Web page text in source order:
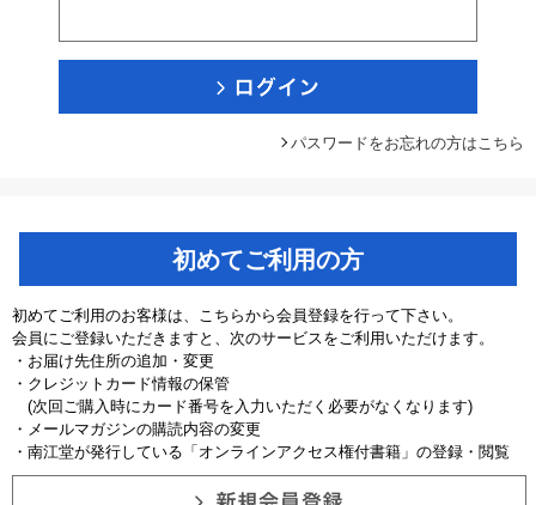
パスワードをお忘れの方はこちら
初めてご利用の方
初めてご利用のお客様は、こちらから会員登録を行って下さい。
会員にご登録いただきますと、次のサービスをご利用いただけます。
・お届け先住所の追加・変更
・クレジットカード情報の保管
(次回ご購入時にカード番号を入力いただく必要がなくなります)
・メールマガジンの購読内容の変更
・南江堂が発行している「オンラインアクセス権付書籍」の登録・閲覧